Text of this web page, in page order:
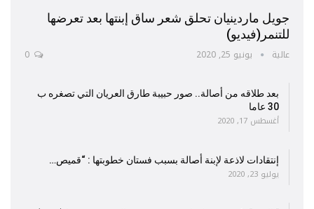
جويل ماردينيان تحلق شعر ساق إبنتها بعد تعرضها
للتنمر(فيديو)
عالية يونيو 25, 2020
بعد طلاقه من أصالة.. صور حبيبة طارق العريان التي تصغره ب
30 عاما
أغسطس 17, 2020
إنتقادات لاذعة لإبنة أصالة بسبب فستان خطوبتها : “قميص…
يوليو 23, 2020